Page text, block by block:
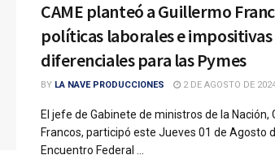
CAME planteó a Guillermo
políticas laborales e impositivas
diferenciales para las Pymes
BY LA NAVE PRODUCCIONES 2 DE AGOSTO DE
El jefe de Gabinete de ministros de la Nación,
Francos, participó este Jueves 01 de Agosto
Encuentro Federal ...